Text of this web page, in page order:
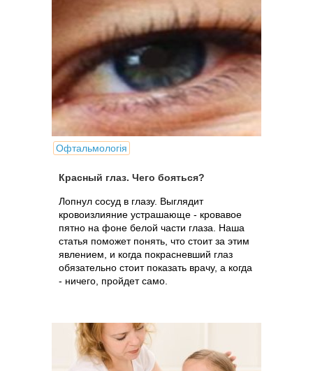
Офтальмологія
Красный глаз. Чего бояться?
Лопнул сосуд в глазу. Выглядит
кровоизлияние устрашающе - кровавое
пятно на фоне белой части глаза. Наша
статья поможет понять, что стоит за этим
явлением, и когда покрасневший глаз
обязательно стоит показать врачу, а когда
- ничего, пройдет само.